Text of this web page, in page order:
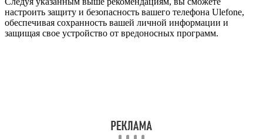
настроить защиту и безопасность вашего телефона Ulefone,
обеспечивая сохранность вашей личной информации и
защищая свое устройство от вредоносных программ.